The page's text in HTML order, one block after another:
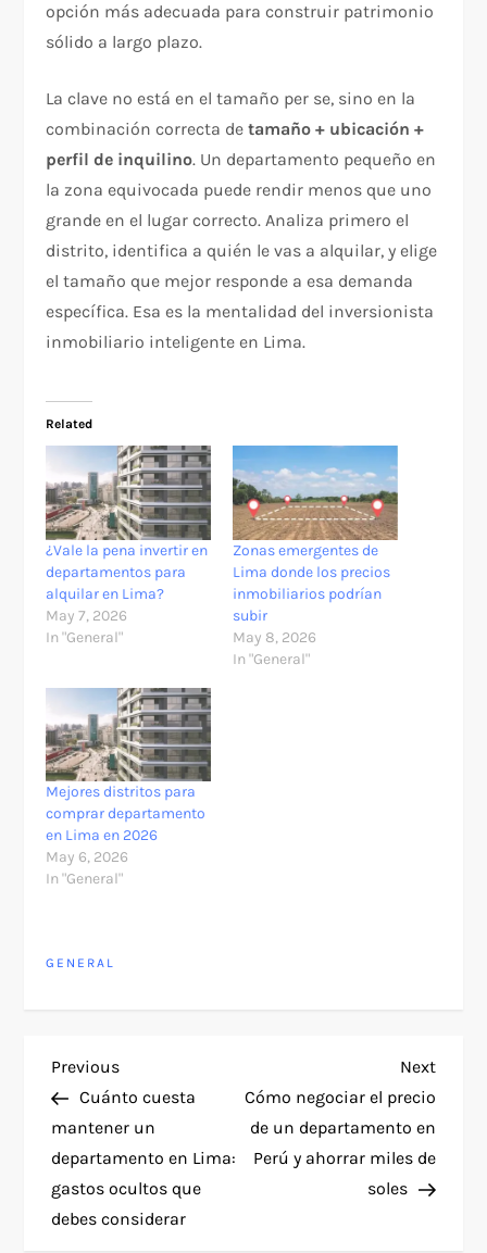
opción más adecuada para construir patrimonio
sólido a largo plazo.
La clave no está en el tamaño per se, sino en la
combinación correcta detamaño + ubicación +
perfil de inquilino. Un departamento pequeño en
la zona equivocada puede rendir menos que uno
grande en el lugar correcto. Analiza primero el
distrito, identifica a quién le vas a alquilar, y elige
el tamaño que mejor responde a esa demanda
específica. Esa es la mentalidad del inversionista
inmobiliario inteligente en Lima.
Related
¿Vale la pena invertir en
departamentos para
alquilar en Lima?
May 7, 2026
In "General"
Zonas emergentes de
Lima donde los precios
inmobiliarios podrían
subir
May 8, 2026
In "General"
Mejores distritos para
comprar departamento
en Lima en 2026
May 6, 2026
In "General"
GENERAL
P
o
s
t
Previous
Post
Previous
Cuánto cuesta
mantener un
departamento en Lima:
gastos ocultos que
debes considerar
Next
Post
Next
Cómo negociar el precio
de un departamento en
Perú y ahorrar miles de
soles